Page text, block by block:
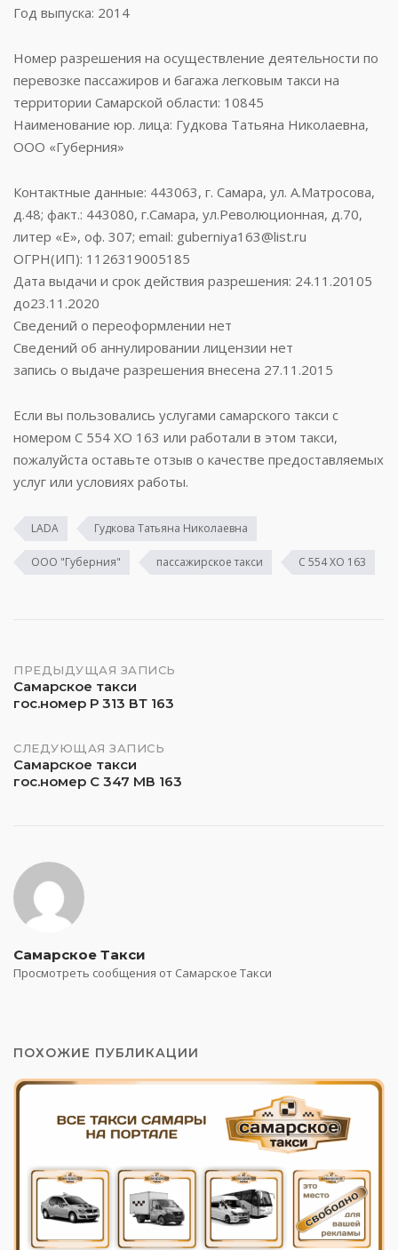
Год выпуска: 2014
Номер разрешения на осуществление деятельности по
перевозке пассажиров и багажа легковым такси на
территории Самарской области: 10845
Наименование юр. лица: Гудкова Татьяна Николаевна,
ООО «Губерния»
Контактные данные: 443063, г. Самара, ул. А.Матросова,
д.48; факт.: 443080, г.Самара, ул.Революционная, д.70,
литер «Е», оф. 307; email: guberniya163@list.ru
ОГРН(ИП): 1126319005185
Дата выдачи и срок действия разрешения: 24.11.20105
до23.11.2020
Сведений о переоформлении нет
Сведений об аннулировании лицензии нет
запись о выдаче разрешения внесена 27.11.2015
Если вы пользовались услугами самарского такси с
номером С 554 ХО 163 или работали в этом такси,
пожалуйста оставьте отзыв о качестве предоставляемых
услуг или условиях работы.
LADA Гудкова Татьяна Николаевна
ООО "Губерния" пассажирское такси С 554 ХО 163
Навигация
по
записям
ПРЕДЫДУЩАЯ ЗАПИСЬ
Самарское такси
гос.номер Р 313 ВТ 163
СЛЕДУЮЩАЯ ЗАПИСЬ
Самарское такси
гос.номер С 347 МВ 163
Самарское Такси
Просмотреть сообщения от Самарское Такси
ПОХОЖИЕ ПУБЛИКАЦИИ